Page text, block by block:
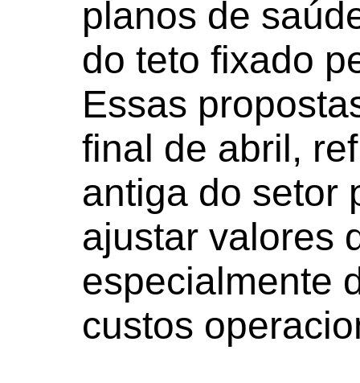
planos de
do teto fixado
Essas
final de abril,
antiga do setor
ajustar valores
especialmente
custos